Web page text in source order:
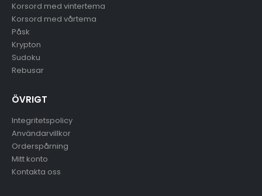
Korsord med vintertema
Korsord med vårtema
Påsk
Krypton
Sudoku
Rebusar
ÖVRIGT
Integritetspolicy
Användarvillkor
Orderspårning
Mitt konto
Kontakta oss